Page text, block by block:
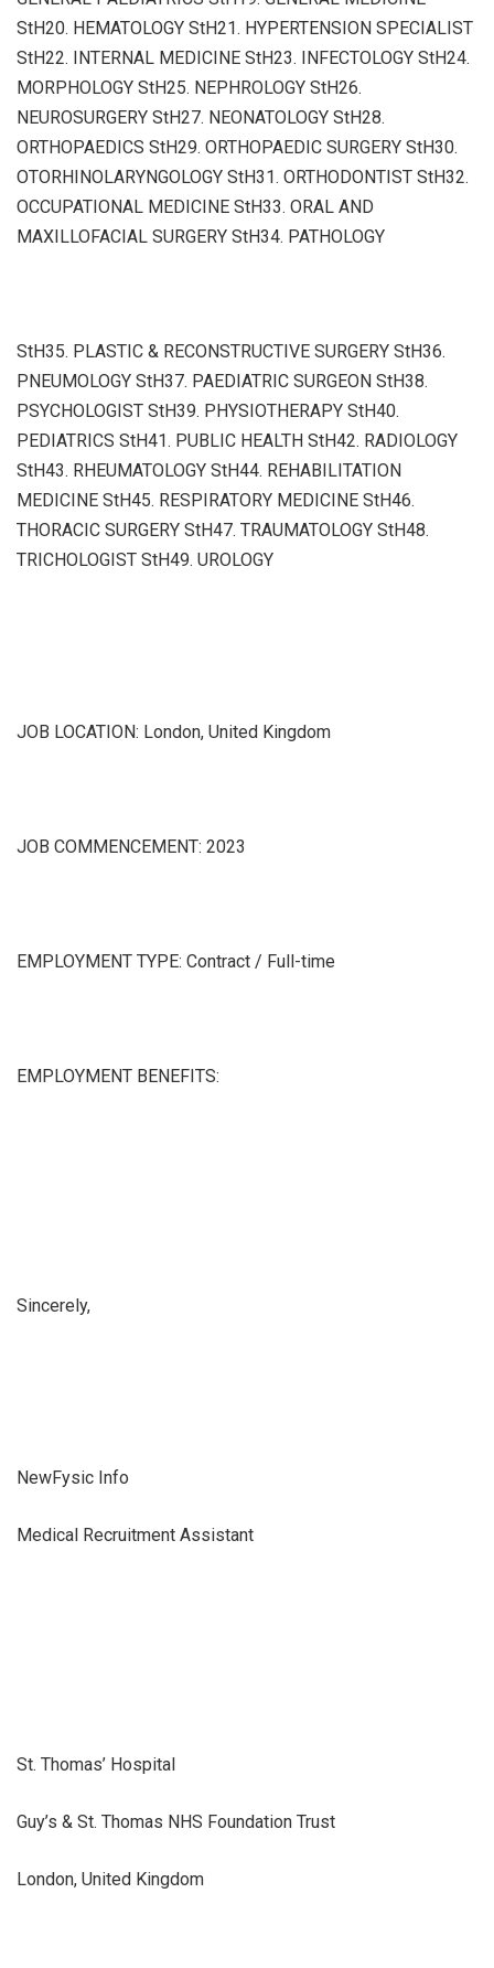
StH20. HEMATOLOGY StH21. HYPERTENSION SPECIALIST
StH22. INTERNAL MEDICINE StH23. INFECTOLOGY StH24.
MORPHOLOGY StH25. NEPHROLOGY StH26.
NEUROSURGERY StH27. NEONATOLOGY StH28.
ORTHOPAEDICS StH29. ORTHOPAEDIC SURGERY StH30.
OTORHINOLARYNGOLOGY StH31. ORTHODONTIST StH32.
OCCUPATIONAL MEDICINE StH33. ORAL AND
MAXILLOFACIAL SURGERY StH34. PATHOLOGY
StH35. PLASTIC & RECONSTRUCTIVE SURGERY StH36.
PNEUMOLOGY StH37. PAEDIATRIC SURGEON StH38.
PSYCHOLOGIST StH39. PHYSIOTHERAPY StH40.
PEDIATRICS StH41. PUBLIC HEALTH StH42. RADIOLOGY
StH43. RHEUMATOLOGY StH44. REHABILITATION
MEDICINE StH45. RESPIRATORY MEDICINE StH46.
THORACIC SURGERY StH47. TRAUMATOLOGY StH48.
TRICHOLOGIST StH49. UROLOGY
JOB LOCATION: London, United Kingdom
JOB COMMENCEMENT: 2023
EMPLOYMENT TYPE: Contract / Full-time
EMPLOYMENT BENEFITS:
Sincerely,
NewFysic Info
Medical Recruitment Assistant
St. Thomas’ Hospital
Guy’s & St. Thomas NHS Foundation Trust
London, United Kingdom